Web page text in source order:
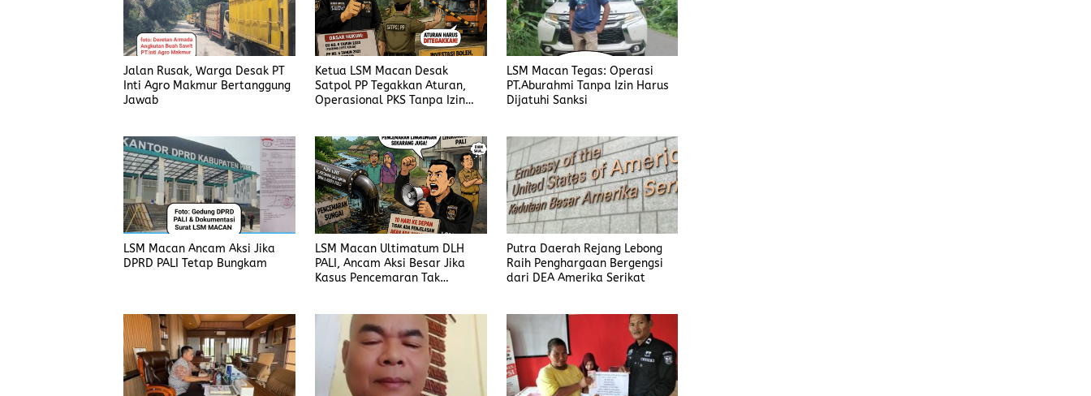
Jalan Rusak, Warga Desak PT
Inti Agro Makmur Bertanggung
Jawab
Ketua LSM Macan Desak
Satpol PP Tegakkan Aturan,
Operasional PKS Tanpa Izin
LSM Macan Tegas: Operasi
PT.Aburahmi Tanpa Izin Harus
Dijatuhi Sanksi
LSM Macan Ancam Aksi Jika
DPRD PALI Tetap Bungkam
LSM Macan Ultimatum DLH
PALI, Ancam Aksi Besar Jika
Kasus Pencemaran Tak
Putra Daerah Rejang Lebong
Raih Penghargaan Bergengsi
dari DEA Amerika Serikat